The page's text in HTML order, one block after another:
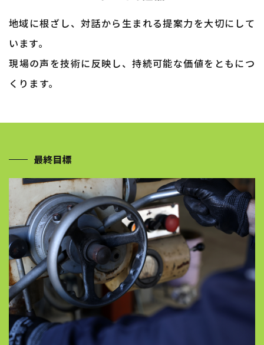
地域に根ざし、対話から生まれる提案力を大切にして
います。
​​​​​​​現場の声を技術に反映し、持続可能な価値をともにつ
くります。​​​​​​​
最終目標